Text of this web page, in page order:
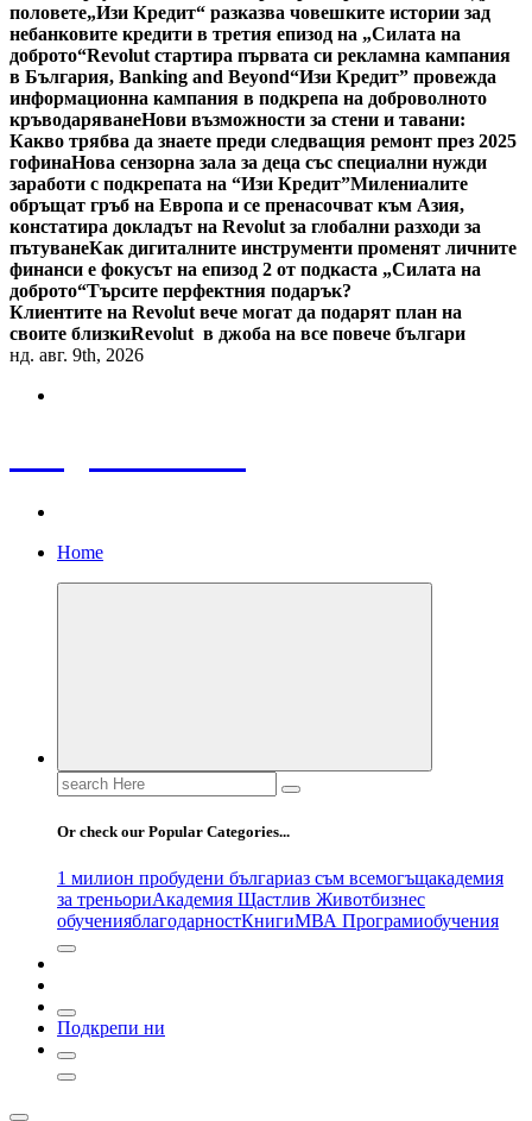
половете„Изи Кредит“ разказва човешките истории зад
небанковите кредити в третия епизод на „Силата на
доброто“Revolut стартира първата си рекламна кампания
в България, Banking and Beyond“Изи Кредит” провежда
информационна кампания в подкрепа на доброволното
кръводаряванеНови възможности за стени и тавани:
Какво трябва да знаете преди следващия ремонт през 2025
гофинаНова сензорна зала за деца със специални нужди
заработи с подкрепата на “Изи Кредит”Милениалите
обръщат гръб на Европа и се пренасочват към Азия,
констатира докладът на Revolut за глобални разходи за
пътуванеКак дигиталните инструменти променят личните
финанси е фокусът на епизод 2 от подкаста „Силата на
доброто“Търсите перфектния подарък?
Клиентите на Revolut вече могат да подарят план на
своите близкиRevolut в джоба на все повече българи
нд. авг. 9th, 2026
Home
Search
for:
Or check our Popular Categories...
1 милион пробудени българиаз съм всемогъщакадемия
за треньориАкадемия Щастлив Животбизнес
обученияблагодарностКнигиМВА Програмиобучения
Подкрепи ни